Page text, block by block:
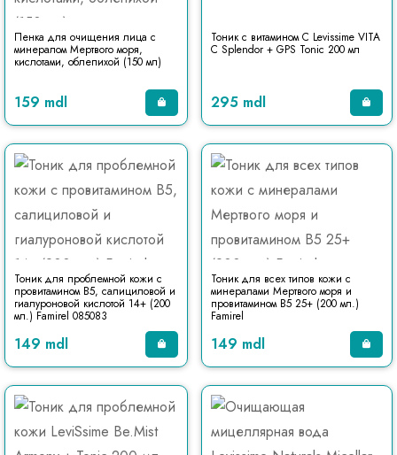
Пенка для очищения лица с
минералом Мертвого моря,
кислотами, облепихой (150 мл)
159 mdl
Тоник с витамином С Levissime VITA
C Splendor + GPS Tonic 200 мл
295 mdl
Тоник для проблемной кожи с
провитамином B5, салициловой и
гиалуроновой кислотой 14+ (200
мл.) Famirel 085083
149 mdl
Тоник для всех типов кожи с
минералами Мертвого моря и
провитамином B5 25+ (200 мл.)
Famirel
149 mdl